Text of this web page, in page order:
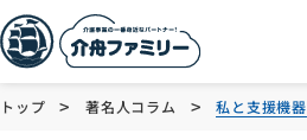
トップ > 著名人コラム > 私と支援機器